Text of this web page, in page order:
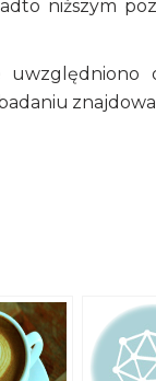
niższym
uwzględniono